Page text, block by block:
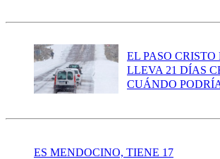
EL PASO CRISTO
LLEVA 21 DÍAS
CUÁNDO
ES MENDOCINO, TIENE 17